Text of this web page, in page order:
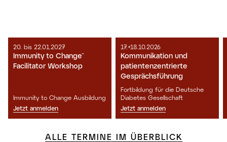
20. bis 22.01.2027
Immunity to Change™
Facilitator Workshop
Immunity to Change Ausbildung
Jetzt anmelden
17.+18.10.2026
Kommunikation und
patientenzentrierte
Gesprächsführung
Fortbildung für die Deutsche
Diabetes Gesellschaft
Jetzt anmelden
ALLE TERMINE IM ÜBERBLICK